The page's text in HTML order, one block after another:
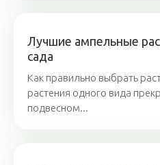
Лучшие ампельные
сада
Как правильно выбрать
растения одного вида
подвесном...